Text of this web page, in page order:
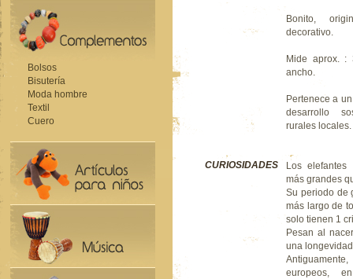
Bolsos
Bisutería
Moda hombre
Textil
Cuero
Bonito,
decorativo.
Mide aprox.
ancho.
Pertenece a
desarrollo
rurales locales.
CURIOSIDADES
Los elefantes
más grandes
Su periodo de
más largo de
solo tienen 1
Pesan al
una
europeos,